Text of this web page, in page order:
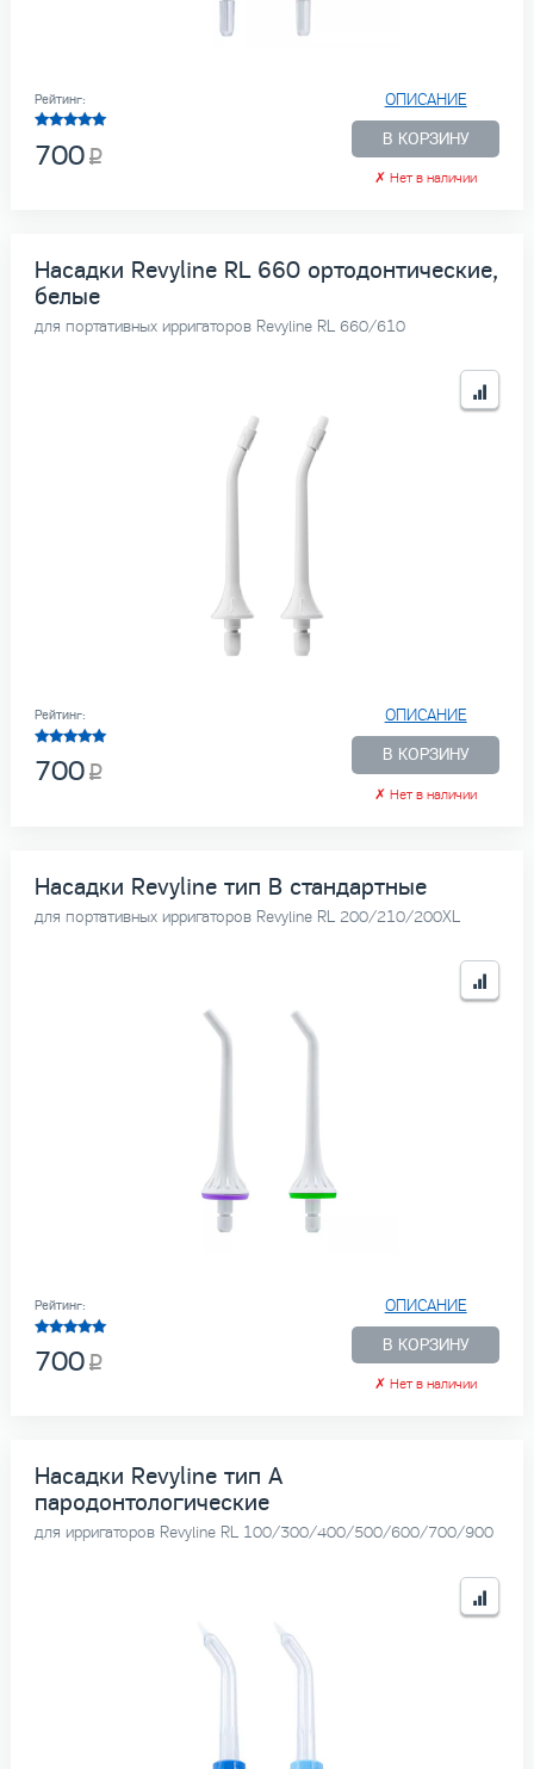
ОПИСАНИЕ
В КОРЗИНУ
✗ Нет в наличии
Рейтинг:
700
Насадки Revyline RL 660 ортодонтические,
белые
для портативных ирригаторов Revyline RL 660/610
ОПИСАНИЕ
В КОРЗИНУ
✗ Нет в наличии
Рейтинг:
700
Насадки Revyline тип В стандартные
для портативных ирригаторов Revyline RL 200/210/200XL
ОПИСАНИЕ
В КОРЗИНУ
✗ Нет в наличии
Рейтинг:
700
Насадки Revyline тип А
пародонтологические
для ирригаторов Revyline RL 100/300/400/500/600/700/900